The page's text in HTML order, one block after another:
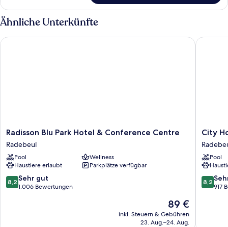
Ähnliche Unterkünfte
Radisson
Blu
Park
Hotel
&
Conference
Centre
Radisson Blu Park Hotel & Conference Centre
Radebeul
Pool
Wellness
Haustiere erlaubt
Parkplätze verfügbar
8.2
von
8,2 Sehr gut
1.006 Bewertungen
Der
Preis
beträgt
89 €
inkl. Steuern & Gebühren
23. Aug.–24. Aug.
Radisson Blu Park Hotel & Conference Centre
City
Hotel
Dresden
City
Pool
8.2
von
8,2
917
City